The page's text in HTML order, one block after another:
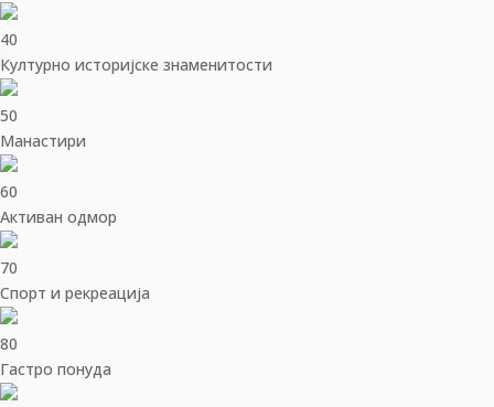
40
Културно историјске знаменитости
50
Манастири
60
Активан одмор
70
Спорт и рекреација
80
Гастро понуда